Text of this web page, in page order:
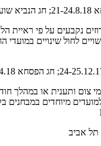
נקבעים על פי ראיית
לחול שינויים במועדי
צום ותענית או במהלך
למועדים מיוחדים